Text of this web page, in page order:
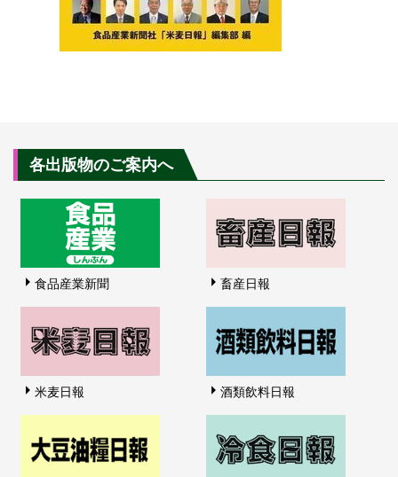
各出版物のご案内へ
食品産業新聞 畜産日報
米麦日報 酒類飲料日報